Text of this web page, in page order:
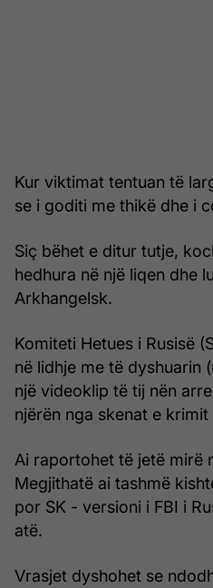
Kur viktimat tentuan të
se i goditi me thikë dhe i
Siç bëhet e ditur tutje,
hedhura në një liqen dhe
Arkhangelsk.
Komiteti Hetues i Rusisë
në lidhje me të dyshuarin
një videoklip të tij nën
njërën nga skenat e krimit
Ai raportohet të jetë mirë
Megjithatë ai tashmë
por SK - versioni i FBI i
atë.
Vrasjet dyshohet se